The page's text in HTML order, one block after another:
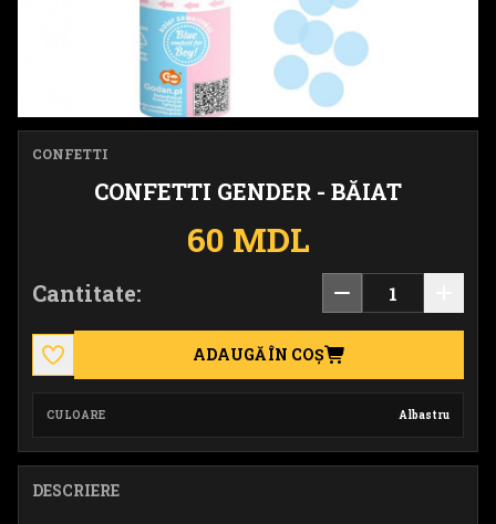
CONFETTI
CONFETTI GENDER - BĂIAT
60 MDL
Cantitate:
ADAUGĂ ÎN COȘ
CULOARE Albastru
DESCRIERE